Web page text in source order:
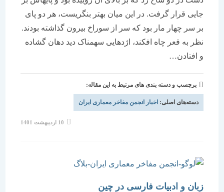
جایی قرار گرفت. در این میان بهتر بنگریست، هر دو پای
بر سر چهار مار بود که سر از سوراخ بیرون گذاشته بودند.
نظر به قعر چاه افکند، اژدهایی سهمناک دید دهان گشاده
و افتادن…
برچسب و دسته بندی های مرتبط به این مقاله:
دسته‌های اصلی:اخبار انجمن مفاخر معماری ایران
زبان و ادبیات فارسی در چین